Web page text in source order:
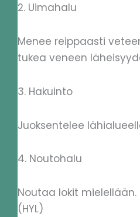
2. Uimahalu
Menee reippaasti
tukea veneen
3. Hakuinto
Juoksentelee
4. Noutohalu
Noutaa lokit
(HYL)